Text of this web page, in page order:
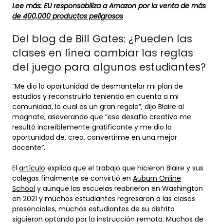
Lee más: EU responsabiliza a Amazon por la venta de más
de 400,000 productos peligrosos
Del blog de Bill Gates: ¿Pueden las
clases en línea cambiar las reglas
del juego para algunos estudiantes?
“Me dio la oportunidad de desmantelar mi plan de
estudios y reconstruirlo teniendo en cuenta a mi
comunidad, lo cual es un gran regalo”, dijo Blaire al
magnate, aseverando que “ese desafío creativo me
resultó increíblemente gratificante y me dio la
oportunidad de, creo, convertirme en una mejor
docente”.
El artículo explica que el trabajo que hicieron Blaire y sus
colegas finalmente se convirtió en Auburn Online
School y aunque las escuelas reabrieron en Washington
en 2021 y muchos estudiantes regresaron a las clases
presenciales, muchos estudiantes de su distrito
siguieron optando por la instrucción remota. Muchos de